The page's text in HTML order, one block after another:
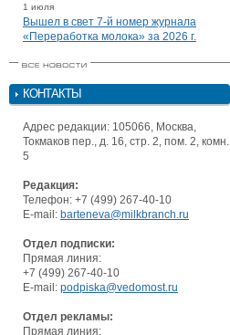
1 июля
Вышел в свет 7-й номер журнала
«Переработка молока» за 2026 г.
КОНТАКТЫ
Адрес редакции: 105066, Москва,
Токмаков пер., д. 16, стр. 2, пом. 2, комн.
5
Редакция:
Телефон: +7 (499) 267-40-10
E-mail: barteneva@milkbranch.ru
Отдел подписки:
Прямая линия:
+7 (499) 267-40-10
E-mail: podpiska@vedomost.ru
Отдел рекламы:
Прямая линия: